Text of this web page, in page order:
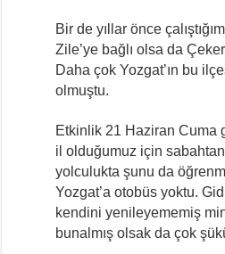
Bir de yıllar önce
Zile’ye bağlı olsa da
Daha çok Yozgat’ın bu
olmuştu.
Etkinlik 21 Haziran Cuma
il olduğumuz için
yolculukta şunu da
Yozgat’a otobüs yoktu.
kendini yenileyememiş
bunalmış olsak da çok